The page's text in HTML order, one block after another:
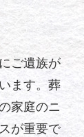
ご遺族が
ます。葬
家庭のニ
が重要で